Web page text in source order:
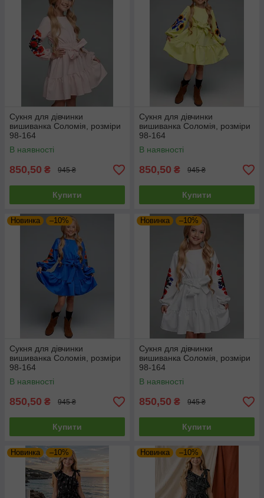
Сукня для дівчинки
вишиванка Соломія, розміри
98-164
В наявності
850,50 ₴ 945 ₴
Купити
Сукня для дівчинки
вишиванка Соломія, розміри
98-164
В наявності
850,50 ₴ 945 ₴
Купити
Новинка –10%
Сукня для дівчинки
вишиванка Соломія, розміри
98-164
В наявності
850,50 ₴ 945 ₴
Купити
Новинка –10%
Сукня для дівчинки
вишиванка Соломія, розміри
98-164
В наявності
850,50 ₴ 945 ₴
Купити
Новинка –10% Новинка –10%